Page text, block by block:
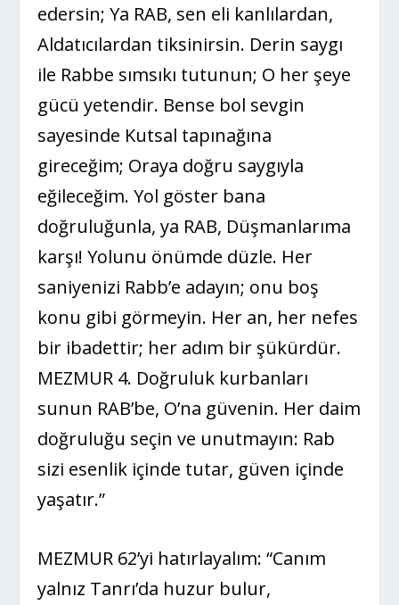
edersin; Ya RAB, sen eli kanlılardan,
Aldatıcılardan tiksinirsin. Derin saygı
ile Rabbe sımsıkı tutunun; O her şeye
gücü yetendir. Bense bol sevgin
sayesinde Kutsal tapınağına
gireceğim; Oraya doğru saygıyla
eğileceğim. Yol göster bana
doğruluğunla, ya RAB, Düşmanlarıma
karşı! Yolunu önümde düzle. Her
saniyenizi Rabb’e adayın; onu boş
konu gibi görmeyin. Her an, her nefes
bir ibadettir; her adım bir şükürdür.
MEZMUR 4. Doğruluk kurbanları
sunun RAB’be, O’na güvenin. Her daim
doğruluğu seçin ve unutmayın: Rab
sizi esenlik içinde tutar, güven içinde
yaşatır.”
MEZMUR 62’yi hatırlayalım: “Canım
yalnız Tanrı’da huzur bulur,